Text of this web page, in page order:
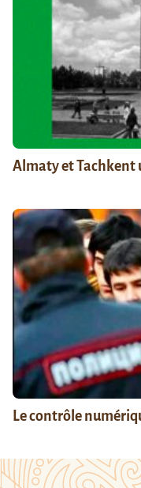
Almaty et Tachkent
Le contrôle